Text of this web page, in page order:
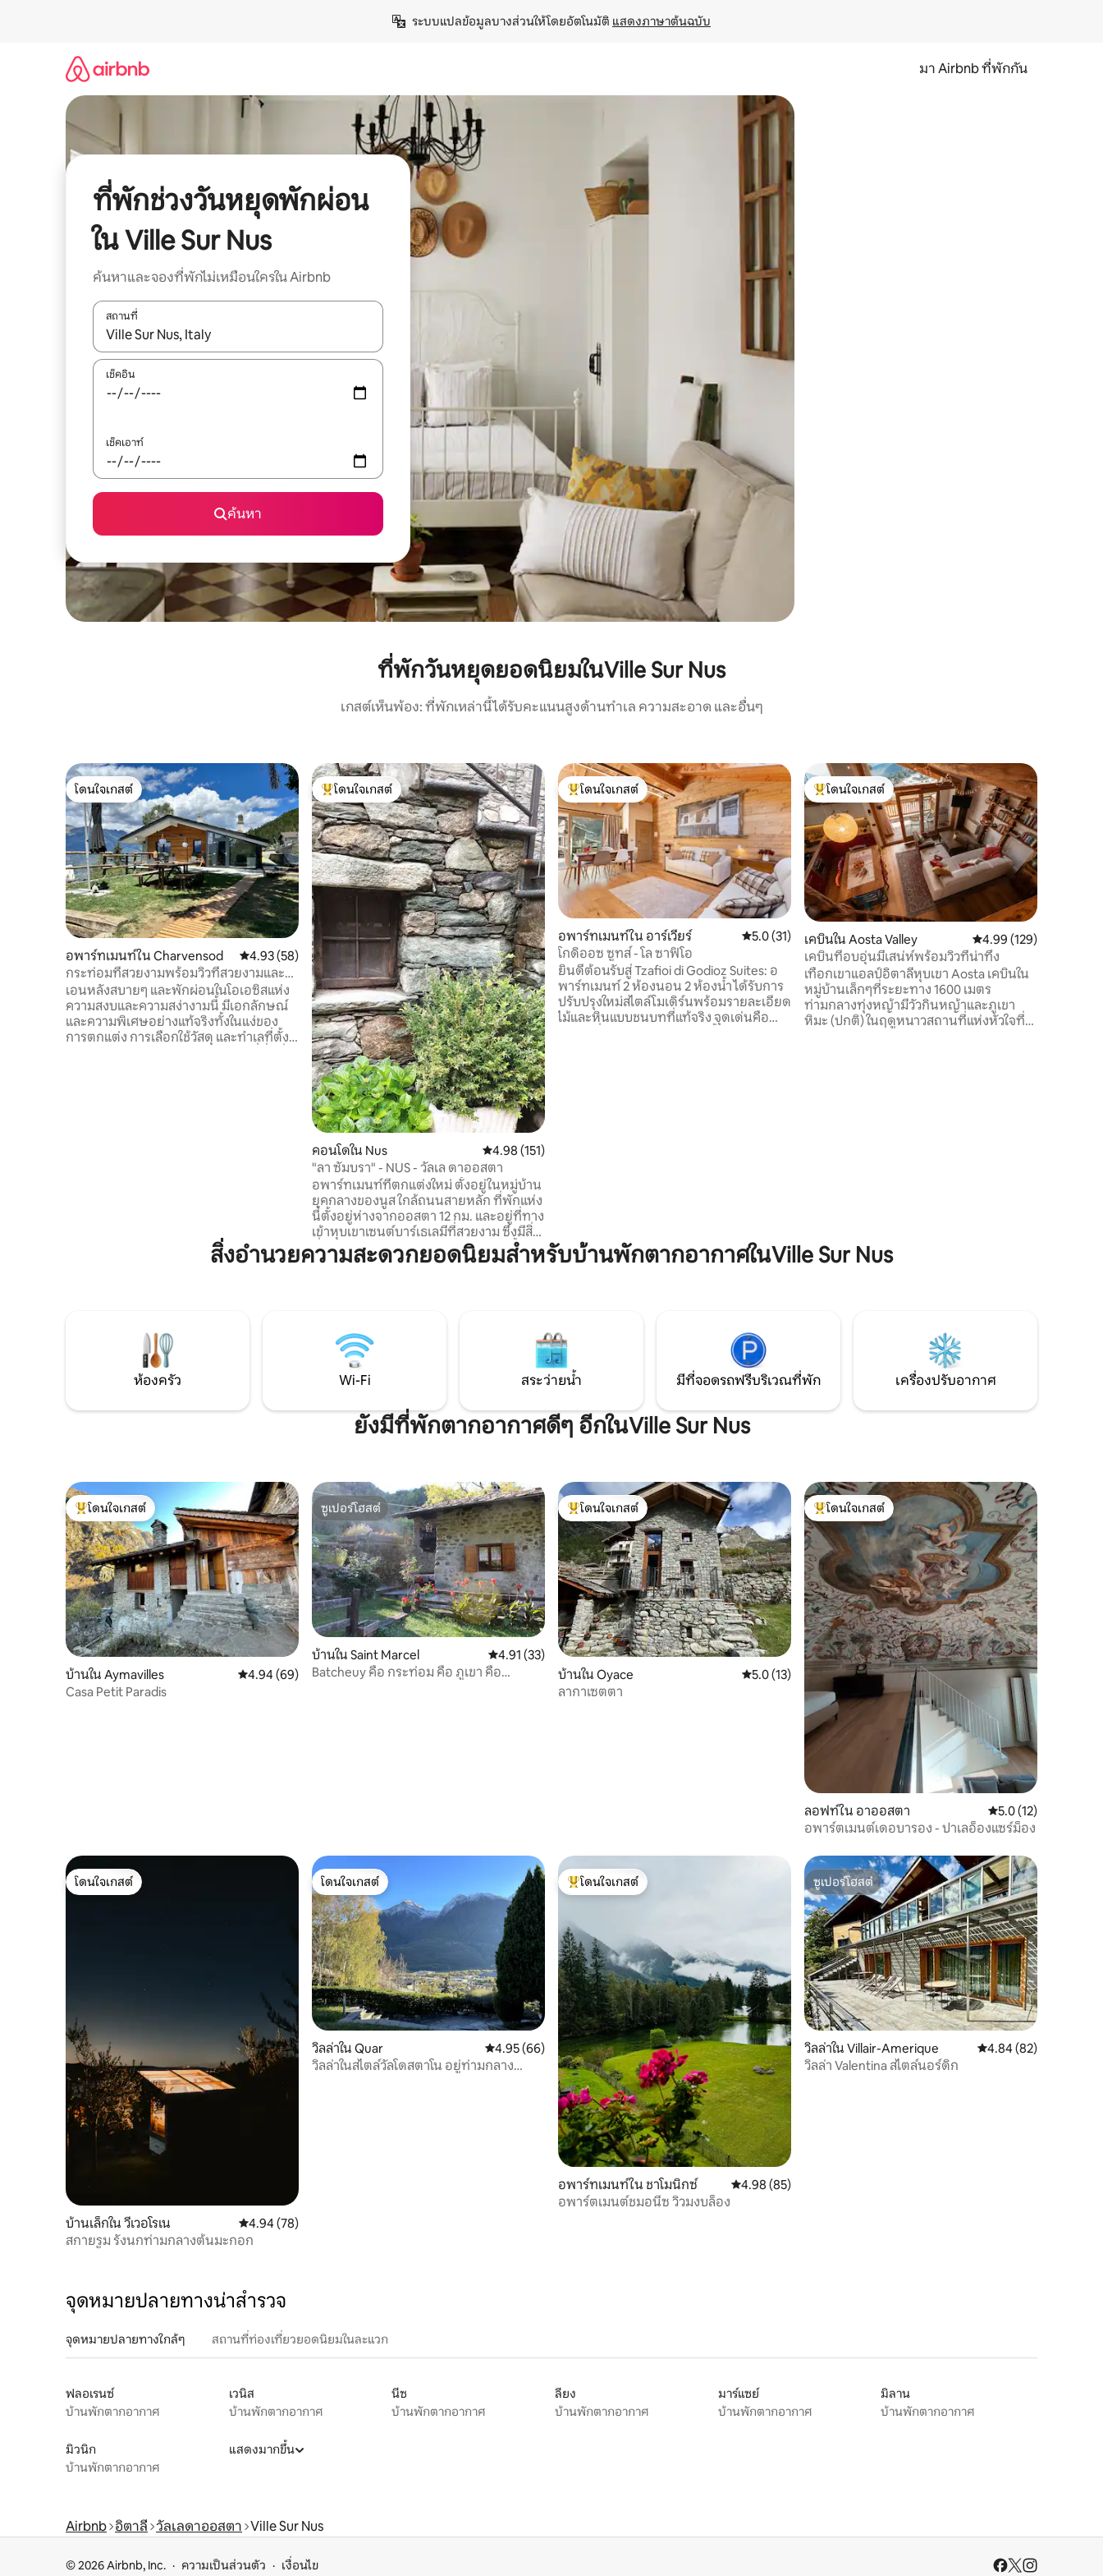
ระบบแปลข้อมูลบางส่วนให้โดยอัตโนมัติ แสดงภาษาต้นฉบับ
มา Airbnb ที่พักกัน
ที่พักช่วงวันหยุดพักผ่อน
ใน Ville Sur Nus
ค้นหาและจองที่พักไม่เหมือนใครใน Airbnb
สถานที่
ใช้ลูกศรขึ้นลง หรือใช้การสัมผัสหรือปัด เพื่อสำรวจผลการค้นหา
เช็คอิน
เช็คเอาท์
ค้นหา
ที่พักวันหยุดยอดนิยมในVille Sur Nus
เกสต์เห็นพ้อง: ที่พักเหล่านี้ได้รับคะแนนสูงด้านทำเล ความสะอาด และอื่นๆ
โดนใจเกสต์
โดนใจเกสต์
อพาร์ทเมนท์ใน Charvensod คะแนนเฉลี่ย 4.93 จาก 5, 58 รีวิว
4.93 (58)
กระท่อมที่สวยงามพร้อมวิวที่สวยงามและมี
ห้องซาวน่า
เอนหลังสบายๆ และพักผ่อนในโอเอซิสแห่ง
ความสงบและความสง่างามนี้ มีเอกลักษณ์
และความพิเศษอย่างแท้จริงทั้งในแง่ของ
การตกแต่ง การเลือกใช้วัสดุ และทำเลที่ตั้ง
โดนใจเกสต์ที่สุด
โดนใจเกสต์
คอนโดใน Nus คะแนนเฉลี่ย 4.98 จาก 5, 151 รีวิว
4.98 (151)
"ลา ซัมบรา" - NUS - วัลเล ดาออสตา
อพาร์ทเมนท์ที่ตกแต่งใหม่ ตั้งอยู่ในหมู่บ้าน
ยุคกลางของนูส ใกล้ถนนสายหลัก ที่พักแห่ง
นี้ตั้งอยู่ห่างจากออสตา 12 กม. และอยู่ที่ทาง
เข้าหุบเขาเซนต์บาร์เธเลมีที่สวยงาม ซึ่งมีสิ่ง
ที่น่าสนใจมากมายสำหรับคนรักภูเขา ทั้งใน
ช่วงฤดูร้อนที่มีเส้นทางท่องเที่ยวและเส้น
ห่างออกไปประมาณ 3 กม. คุณสามารถเยี่ยม
ชมปราสาท Fénis ได้
โดนใจเกสต์ที่สุด
โดนใจเกสต์
อพาร์ทเมนท์ใน อาร์เวียร์ คะแนนเฉลี่ย 5.0 จาก 5, 31 รีวิว
5.0 (31)
โกดิออซ ซูทส์ - โล ซาฟิโอ
ยินดีต้อนรับสู่ Tzafioi di Godioz Suites: อ
พาร์ทเมนท์ 2 ห้องนอน 2 ห้องน้ำ ได้รับการ
ปรับปรุงใหม่สไตล์โมเดิร์นพร้อมรายละเอียด
ไม้และหินแบบชนบทที่แท้จริง จุดเด่นคือ
โดนใจเกสต์ที่สุด
โดนใจเกสต์
เคบินใน Aosta Valley คะแนนเฉลี่ย 4.99 จาก
4.99 (129)
เคบินที่อบอุ่นมีเสน่ห์พร้อมวิวที่น่าทึ่ง
เทือกเขาแอลป์อิตาลีหุบเขา Aosta เคบินใน
หมู่บ้านเล็กๆที่ระยะทาง 1600 เมตร
ท่ามกลางทุ่งหญ้ามีวัวกินหญ้าและภูเขา
หิมะ (ปกติ) ในฤดูหนาวสถานที่แห่งหัวใจที่
สิ่งอำนวยความสะดวกยอดนิยมสำหรับบ้านพักตากอากาศในVille Sur Nus
ห้องครัว Wi-Fi สระว่ายน้ำ มีที่จอดรถฟรีบริเวณที่พัก เครื่องปรับอากาศ
ยังมีที่พักตากอากาศดีๆ อีกในVille Sur Nus
โดนใจเกสต์ที่สุด
โดนใจเกสต์
บ้านใน Aymavilles คะแนนเฉลี่ย 4.94 จาก 5, 69 รีวิว
4.94 (69)
Casa Petit Paradis
ซูเปอร์โฮสต์
ซูเปอร์โฮสต์
บ้านใน Saint Marcel คะแนนเฉลี่ย 4.91 จาก 5, 33 รีวิว
4.91 (33)
Batcheuy คือ กระท่อม คือ ภูเขา คือ
โดนใจเกสต์ที่สุด
โดนใจเกสต์
บ้านใน Oyace คะแนนเฉลี่ย 5.0 จาก 5, 13 รีวิว
5.0 (13)
ลากาเซตตา
โดนใจเกสต์ที่สุด
โดนใจเกสต์
ลอฟท์ใน อาออสตา คะแนนเฉลี่ย 5.0 จาก
5.0 (12)
อพาร์ตเมนต์เดอบารอง - ปาเลอ็องแซร์ม็อง
โดนใจเกสต์
โดนใจเกสต์
บ้านเล็กใน วีเวอโรเน คะแนนเฉลี่ย 4.94 จาก 5, 78 รีวิว
4.94 (78)
สกายรูม รังนกท่ามกลางต้นมะกอก
โดนใจเกสต์
โดนใจเกสต์
วิลล่าใน Quar คะแนนเฉลี่ย 4.95 จาก 5, 66 รีวิว
4.95 (66)
วิลล่าในสไตล์วัลโดสตาโน อยู่ท่ามกลาง
โดนใจเกสต์ที่สุด
โดนใจเกสต์
อพาร์ทเมนท์ใน ชาโมนิกซ์ คะแนนเฉลี่ย 4.98 จาก 5, 85 รีวิว
4.98 (85)
อพาร์ตเมนต์ชมอนีซ วิวมงบล็อง
ซูเปอร์โฮสต์
ซูเปอร์โฮสต์
วิลล่าใน Villair-Amerique คะแนนเฉลี่ย 4.84 จาก
4.84 (82)
วิลล่า Valentina สไตล์นอร์ดิก
จุดหมายปลายทางน่าสำรวจ
จุดหมายปลายทางใกล้ๆ สถานที่ท่องเที่ยวยอดนิยมในละแวก
ฟลอเรนซ์
บ้านพักตากอากาศ
เวนิส
บ้านพักตากอากาศ
นีซ
บ้านพักตากอากาศ
ลียง
บ้านพักตากอากาศ
มาร์แซย์
บ้านพักตากอากาศ
มิลาน
บ้านพักตากอากาศ
มิวนิก
บ้านพักตากอากาศ
แสดงมากขึ้น
Airbnb อิตาลี วัลเลดาออสตา Ville Sur Nus
© 2026 Airbnb, Inc. ความเป็นส่วนตัว เงื่อนไข